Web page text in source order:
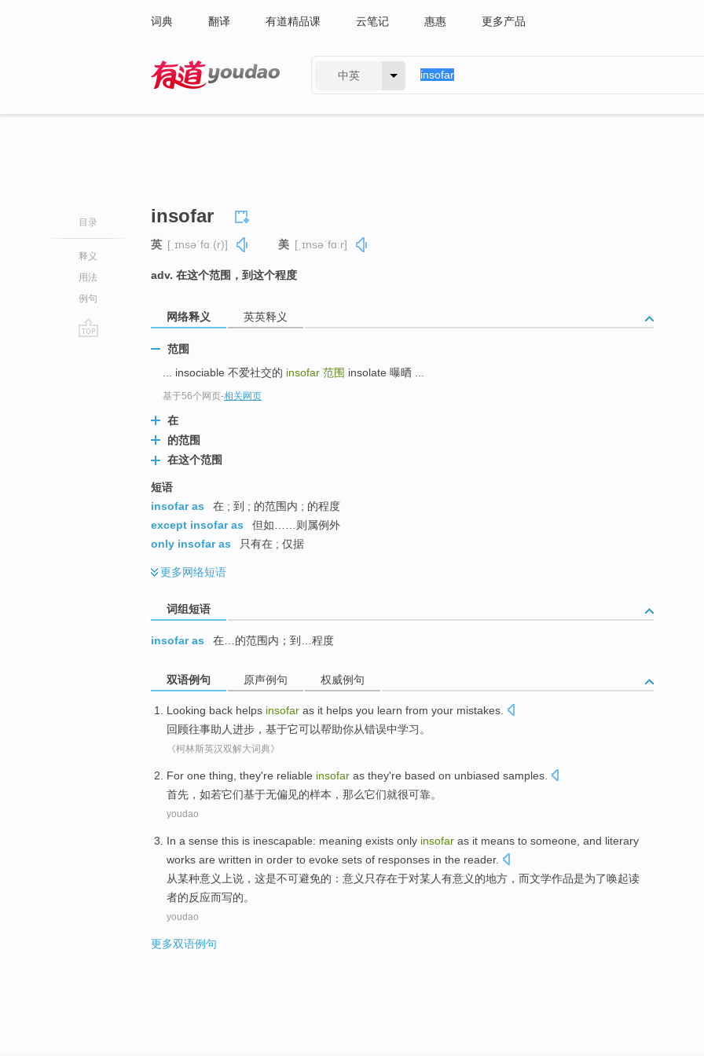
词典 翻译 有道精品课 云笔记 惠惠 更多产品
中英
目录
释义
用法
例句
insofar
英 [ˌɪnsəˈfɑː(r)] 美 [ˌɪnsəˈfɑːr]
adv. 在这个范围，到这个程度
网络释义 英英释义
范围
... insociable 不爱社交的 insofar 范围 insolate 曝晒 ...
基于56个网页-相关网页
在
的范围
在这个范围
短语
insofar as
在 ; 到 ; 的范围内 ; 的程度
except insofar as
但如……则属例外
only insofar as
只有在 ; 仅据
更多网络短语
词组短语
insofar as 在…的范围内；到…程度
双语例句 原声例句 权威例句
Looking back helps insofar as it helps you learn from your mistakes.
回顾往事助人进步，基于它可以帮助你从错误中学习。
《柯林斯英汉双解大词典》
For one thing , they're reliable insofar as they're based on unbiased samples
首先 ， 如若它们基于无偏见的样本 ， 那么它们就很可靠。
youdao
In a sense this is inescapable: meaning exists only insofar as it means to someone and literary
works are written in order to evoke sets of responses in the reader.
从某种意义上说， 这是不可避免的 ： 意义 只存在于对某人有意义的地方， 而文学作品是为了唤起读
者的反应而写的。
youdao
更多双语例句